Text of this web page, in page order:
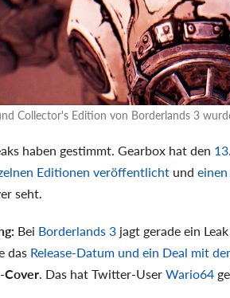
Collector's Edition von Borderlands 3
haben gestimmt. Gearbox hat den
Editionen veröffentlicht und
seht.
Bei Borderlands 3 jagt gerade ein
das Release-Datum und ein Deal mit
Cover. Das hat Twitter-UserWario64